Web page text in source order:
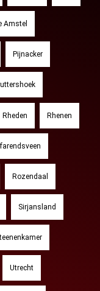
Amstel
Pijnacker
Rheden Rhenen
Rozendaal
Sirjansland
Utrecht